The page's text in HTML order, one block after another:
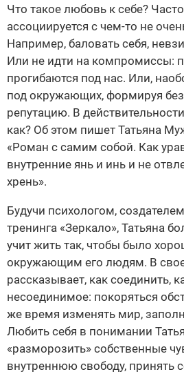
Что такое любовь к себе?
ассоциируется с чем-то не
Например, баловать себя,
Или не идти на компромиссы:
прогибаются под нас. Или,
под окружающих, формируя
репутацию. В
как? Об этом пишет Татьяна
«Роман с самим собой. Как
внутренние янь и инь и не
хрень».
Будучи психологом,
тренинга «Зеркало», Татьяна
учит жить так, чтобы было
окружающим его людям. В
рассказывает, как соединить,
несоединимое: покоряться
же время изменять мир,
Любить себя в понимании
«разморозить» собственные
внутреннюю свободу, принять